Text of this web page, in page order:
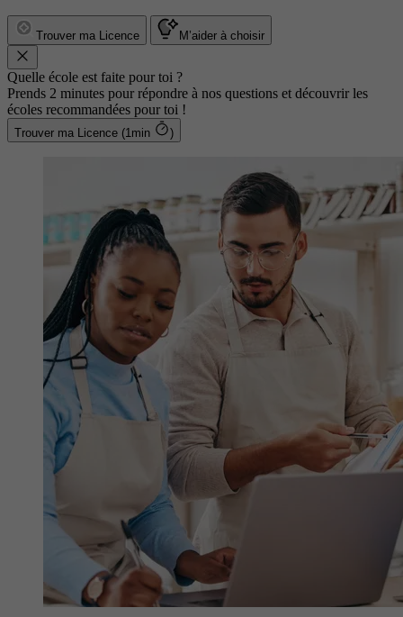
Trouver ma Licence M’aider à choisir
Quelle école est faite pour toi ?
Prends 2 minutes pour répondre à nos questions et découvrir les
écoles recommandées pour toi !
Trouver ma Licence (1min )